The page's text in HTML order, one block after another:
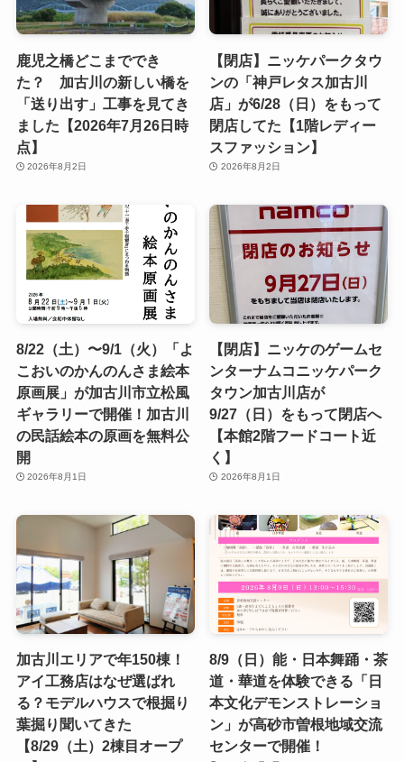
鹿児之橋どこまででき
た？ 加古川の新しい橋を
「送り出す」工事を見てき
ました【2026年7月26日時
点】
2026年8月2日
【閉店】ニッケパークタウ
ンの「神戸レタス加古川
店」が6/28（日）をもって
閉店してた【1階レディー
スファッション】
2026年8月2日
8/22（土）〜9/1（火）「よ
こおいのかんのんさま絵本
原画展」が加古川市立松風
ギャラリーで開催！加古川
の民話絵本の原画を無料公
開
2026年8月1日
【閉店】ニッケのゲームセ
ンターナムコニッケパーク
タウン加古川店が
9/27（日）をもって閉店へ
【本館2階フードコート近
く】
2026年8月1日
加古川エリアで年150棟！
アイ工務店はなぜ選ばれ
る？モデルハウスで根掘り
葉掘り聞いてきた
【8/29（土）2棟目オープ
8/9（日）能・日本舞踊・茶
道・華道を体験できる「日
本文化デモンストレーショ
ン」が高砂市曽根地域交流
センターで開催！